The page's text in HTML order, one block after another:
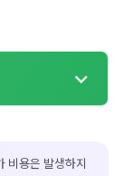
비용은 발생하지